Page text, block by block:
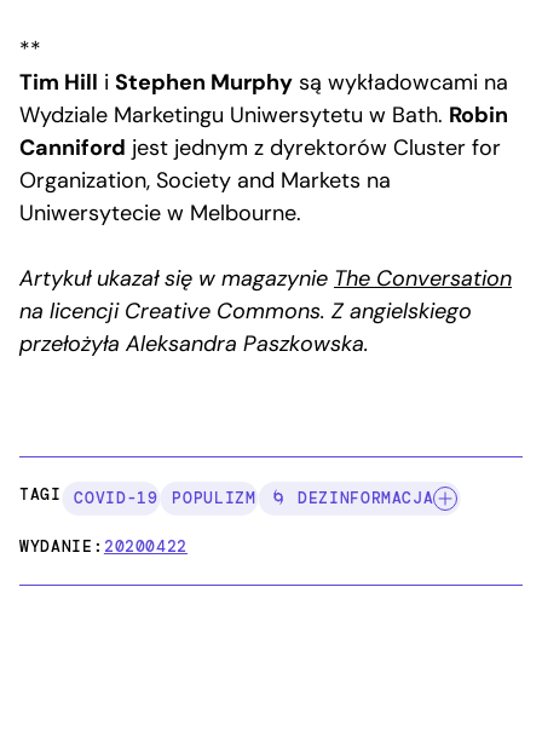
**
Tim Hill i Stephen Murphy są wykładowcami na
Wydziale Marketingu Uniwersytetu w Bath. Robin
Canniford jest jednym z dyrektorów Cluster for
Organization, Society and Markets na
Uniwersytecie w Melbourne.
Artykuł ukazał się w magazynie The Conversation
na licencji Creative Commons. Z angielskiego
przełożyła Aleksandra Paszkowska.
TAGI: COVID-19 POPULIZM 🌀 DEZINFORMACJA
WYDANIE:20200422